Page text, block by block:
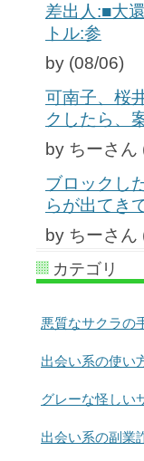
差出人:■大
トル:参
by (08/06)
可南子、桜
クしたら、
by ちーさん
ブロックし
らが出てき
by ちーさん
カテゴリ
悪質なサクラの
出会い系の使い
グレーな怪しい
出会い系の副業